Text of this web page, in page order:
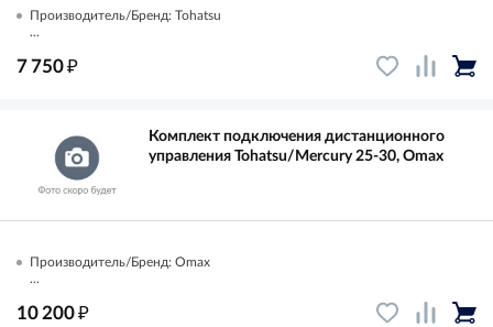
Производитель/Бренд: Tohatsu
...
7 750₽
Комплект подключения дистанционного
управления Tohatsu/Mercury 25-30, Omax
Производитель/Бренд: Omax
...
10 200₽